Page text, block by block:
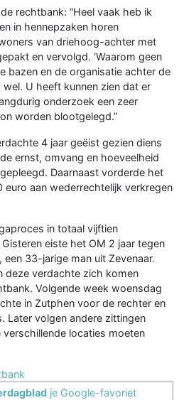
rechtbank: “Heel vaak heb ik
in hennepzaken horen
van driehoog-achter met
en vervolgd. ‘Waarom geen
bazen en de organisatie achter de
wel. U heeft kunnen zien dat er
onderzoek een zeer
worden blootgelegd.”
4 jaar geëist gezien diens
ernst, omvang en hoeveelheid
Daarnaast vorderde het
euro aan wederrechtelijk verkregen
in totaal vijftien
eiste het OM 2 jaar tegen
33-jarige man uit Zevenaar.
deze verdachte zich komen
Volgende week woensdag
in Zutphen voor de rechter en
Later volgen andere zittingen
locaties moeten
je Google-favoriet